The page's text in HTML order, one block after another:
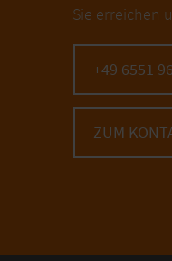
Sie erreichen
+49 6551
ZUM